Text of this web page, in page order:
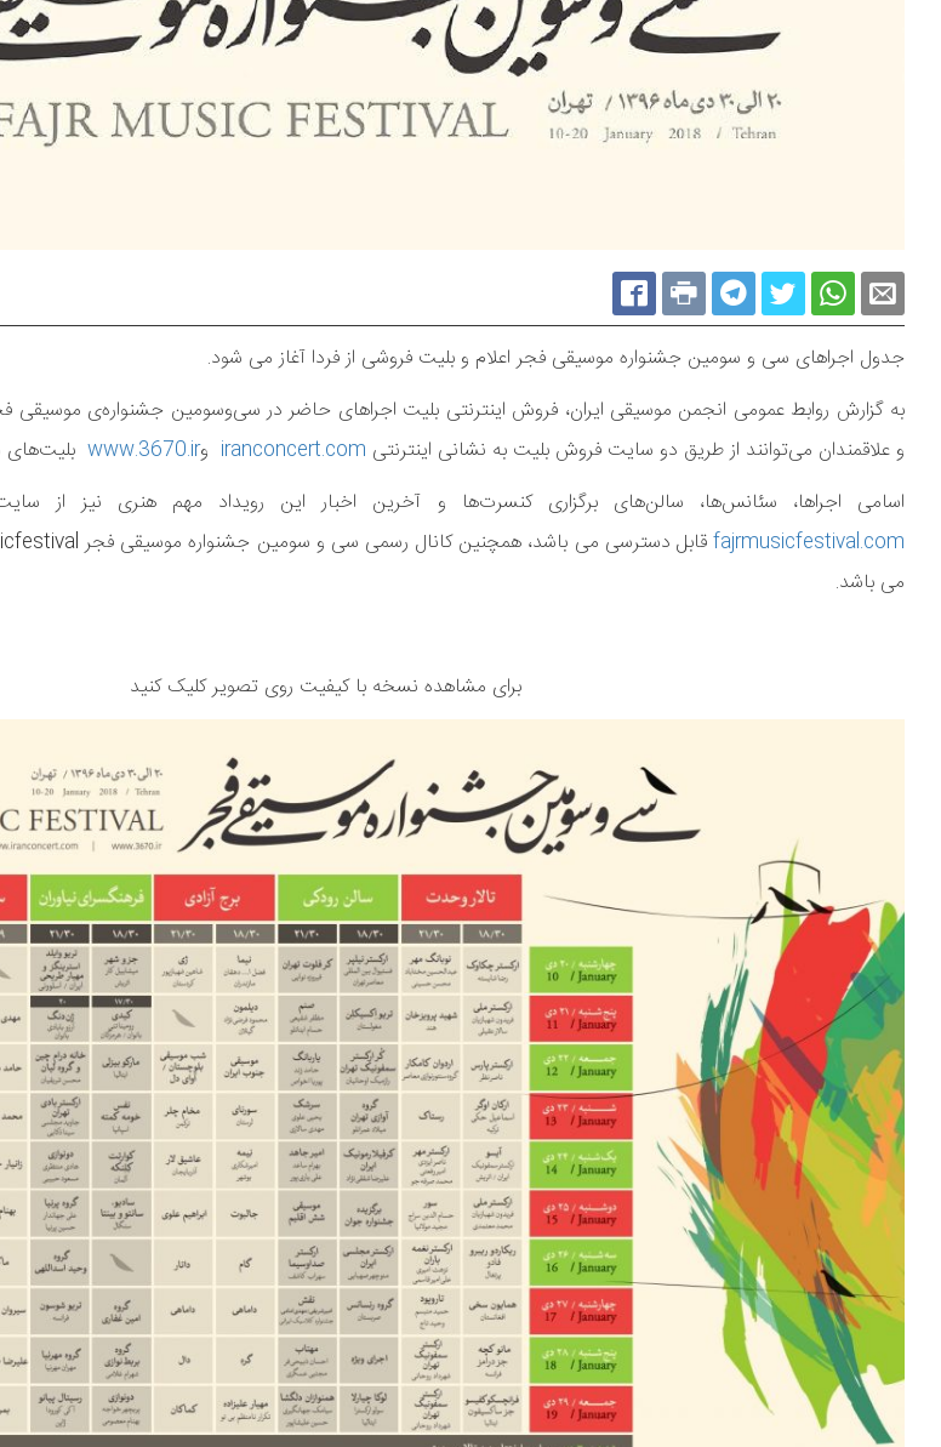
جدول اجراهای سی و سومین جشنواره موسیقی فجر اعلام و بلیت فروشی از فردا آغاز می شود.
و علاقمندان می‌توانند از طریق دو سایت فروش بلیت به نشانی اینترنتی iranconcert.com وwww.3670.ir بلیت‌های
اسامی اجراها، سئانس‌ها، سالن‌های برگزاری کنسرت‌ها و آخرین اخبار این رویداد مهم هنری نیز از
fajrmusicfestival.com
می باشد.
برای مشاهده نسخه با کیفیت روی تصویر کلیک کنید